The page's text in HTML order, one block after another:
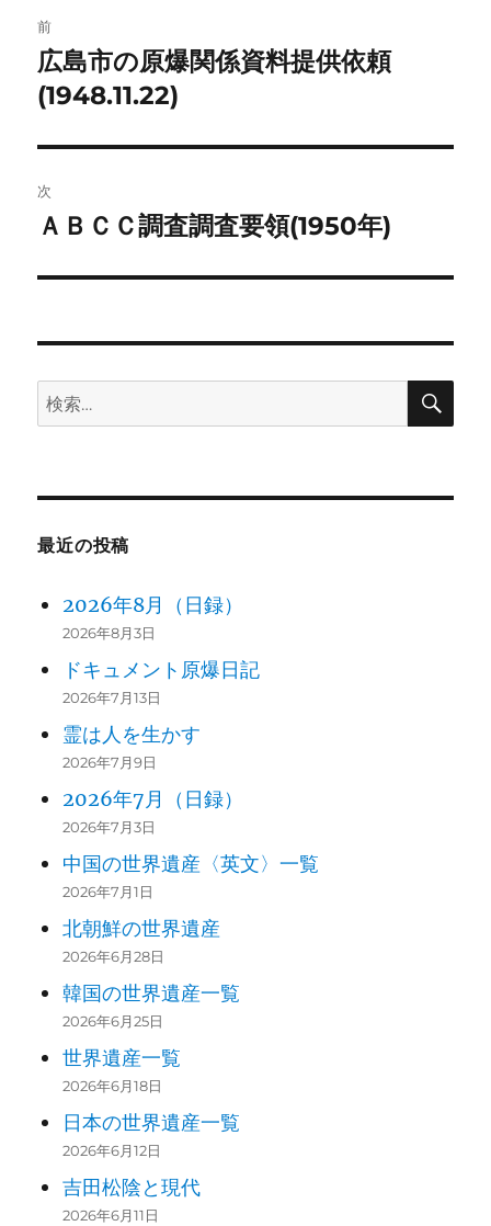
稿
ナ
ビ
ゲ
ー
シ
ン
前
前
の
稿:
広島市の原爆関係資料提供依頼
(1948.11.22)
次
次
投
ＡＢＣＣ調査調査要領(1950年)
検
索:
検
最近の投稿
2026年8月（日録）
2026年8月3日
ドキュメント原爆日記
2026年7月13日
霊は人を生かす
2026年7月9日
2026年7月（日録）
2026年7月3日
中国の世界遺産〈英文〉一覧
2026年7月1日
北朝鮮の世界遺産
2026年6月28日
韓国の世界遺産一覧
2026年6月25日
世界遺産一覧
2026年6月18日
日本の世界遺産一覧
2026年6月12日
吉田松陰と現代
2026年6月11日